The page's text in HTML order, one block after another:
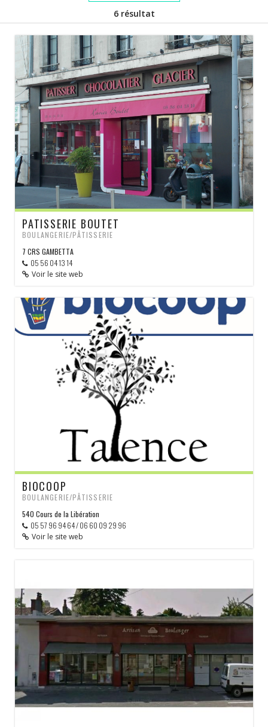
6 résultat
PATISSERIE BOUTET
BOULANGERIE/PÂTISSERIE
7 CRS GAMBETTA
05 56 04 13 14
Voir le site web
BIOCOOP
BOULANGERIE/PÂTISSERIE
540 Cours de la Libération
05 57 96 94 64 / 06 60 09 29 96
Voir le site web